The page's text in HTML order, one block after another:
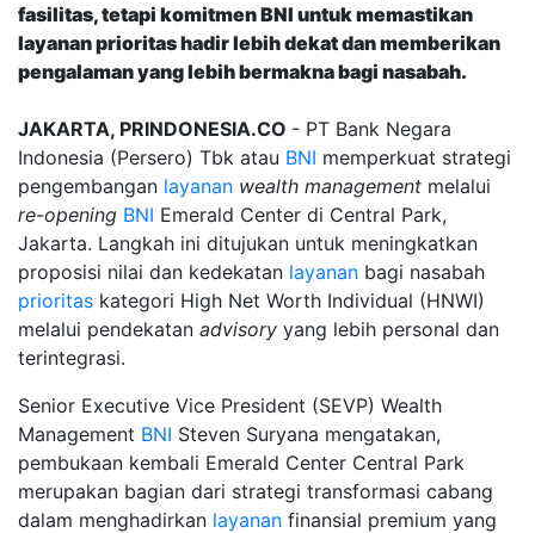
fasilitas, tetapi komitmen BNI untuk memastikan
layanan prioritas hadir lebih dekat dan memberikan
pengalaman yang lebih bermakna bagi nasabah.
JAKARTA, PRINDONESIA.CO - PT Bank Negara
Indonesia (Persero) Tbk atau BNI memperkuat strategi
pengembangan layanan wealth management melalui
re-opening BNI Emerald Center di Central Park,
Jakarta. Langkah ini ditujukan untuk meningkatkan
proposisi nilai dan kedekatan layanan bagi nasabah
prioritas kategori High Net Worth Individual (HNWI)
melalui pendekatan advisory yang lebih personal dan
terintegrasi.
Senior Executive Vice President (SEVP) Wealth
Management BNI Steven Suryana mengatakan,
pembukaan kembali Emerald Center Central Park
merupakan bagian dari strategi transformasi cabang
dalam menghadirkan layanan finansial premium yang